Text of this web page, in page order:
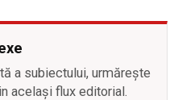
a subiectului, urmărește
același flux editorial.